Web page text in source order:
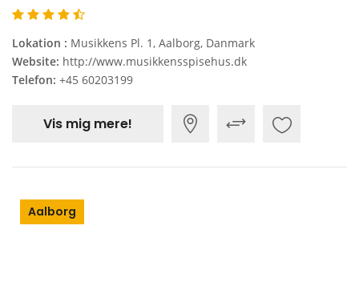
Lokation : Musikkens Pl. 1, Aalborg, Danmark
Website: http://www.musikkensspisehus.dk
Telefon: +45 60203199
Vis mig mere!
Aalborg